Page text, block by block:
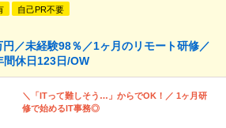
自己PR不要
円／未経験98％／1ヶ月のリモート研修／
間休日123日/OW
＼「ITって難しそう…」からでOK！／ 1ヶ月研
修で始めるIT事務◎